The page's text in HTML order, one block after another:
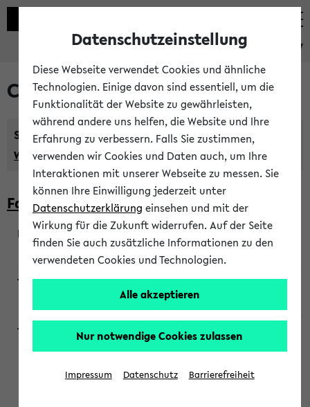
eKVV
Courses taught in English
Semester:
WiSe 2026/2027 SoSe 2026 Previous...
Faculty of Biology
200923
Wendisch, Peters-Wendisch, Stegelmann
Projektmodul "Bakterielle Biotechnologie"
Persönliche Anmeldung beim Veranstalter ist unbedingt
Datenschutzeinstellung
Diese Webseite verwendet Cookies und ähnliche
Technologien. Einige davon sind essentiell, um die
Funktionalität der Website zu gewährleisten,
während andere uns helfen, die Website und Ihre
Erfahrung zu verbessern. Falls Sie zustimmen,
verwenden wir Cookies und Daten auch, um Ihre
Interaktionen mit unserer Webseite zu messen. Sie
können Ihre Einwilligung jederzeit unter
Datenschutzerklärung einsehen und mit der
Wirkung für die Zukunft widerrufen. Auf der Seite
finden Sie auch zusätzliche Informationen zu den
verwendeten Cookies und Technologien.
Alle akzeptieren
Nur notwendige Cookies zulassen
Impressum Datenschutz Barrierefreiheit